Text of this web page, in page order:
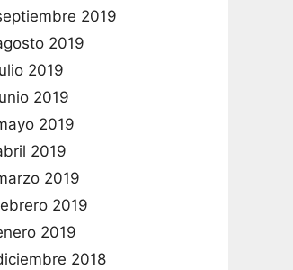
2019
2019
2019
2019
2019
2019
2019
2019
2019
2018